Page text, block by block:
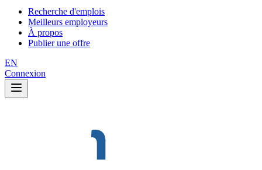
Recherche d'emplois
Meilleurs employeurs
À propos
Publier une offre
EN
Connexion